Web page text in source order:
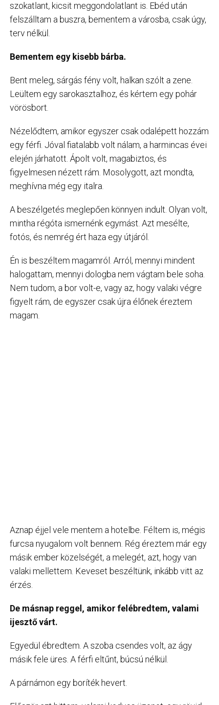
szokatlant, kicsit meggondolatlant is. Ebéd után
felszálltam a buszra, bementem a városba, csak úgy,
terv nélkül.
Bementem egy kisebb bárba.
Bent meleg, sárgás fény volt, halkan szólt a zene.
Leültem egy sarokasztalhoz, és kértem egy pohár
vörösbort.
Nézelődtem, amikor egyszer csak odalépett hozzám
egy férfi. Jóval fiatalabb volt nálam, a harmincas évei
elején járhatott. Ápolt volt, magabiztos, és
figyelmesen nézett rám. Mosolygott, azt mondta,
meghívna még egy italra.
A beszélgetés meglepően könnyen indult. Olyan volt,
mintha régóta ismernénk egymást. Azt mesélte,
fotós, és nemrég ért haza egy útjáról.
Én is beszéltem magamról. Arról, mennyi mindent
halogattam, mennyi dologba nem vágtam bele soha.
Nem tudom, a bor volt-e, vagy az, hogy valaki végre
figyelt rám, de egyszer csak újra élőnek éreztem
magam.
Aznap éjjel vele mentem a hotelbe. Féltem is, mégis
furcsa nyugalom volt bennem. Rég éreztem már egy
másik ember közelségét, a melegét, azt, hogy van
valaki mellettem. Keveset beszéltünk, inkább vitt az
érzés.
De másnap reggel, amikor felébredtem, valami
ijesztő várt.
Egyedül ébredtem. A szoba csendes volt, az ágy
másik fele üres. A férfi eltűnt, búcsú nélkül.
A párnámon egy boríték hevert.